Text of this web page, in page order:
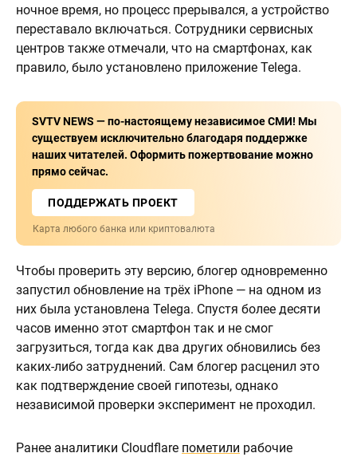
ночное время, но процесс прерывался, а устройство
переставало включаться. Сотрудники сервисных
центров также отмечали, что на смартфонах, как
правило, было установлено приложение Telega.
SVTV NEWS — по-настоящему независимое СМИ! Мы
существуем исключительно благодаря поддержке
наших читателей. Оформить пожертвование можно
прямо сейчас.
ПОДДЕРЖАТЬ ПРОЕКТ
Карта любого банка или криптовалюта
Чтобы проверить эту версию, блогер одновременно
запустил обновление на трёх iPhone — на одном из
них была установлена Telega. Спустя более десяти
часов именно этот смартфон так и не смог
загрузиться, тогда как два других обновились без
каких-либо затруднений. Сам блогер расценил это
как подтверждение своей гипотезы, однако
независимой проверки эксперимент не проходил.
Ранее аналитики Cloudflare пометили рабочие